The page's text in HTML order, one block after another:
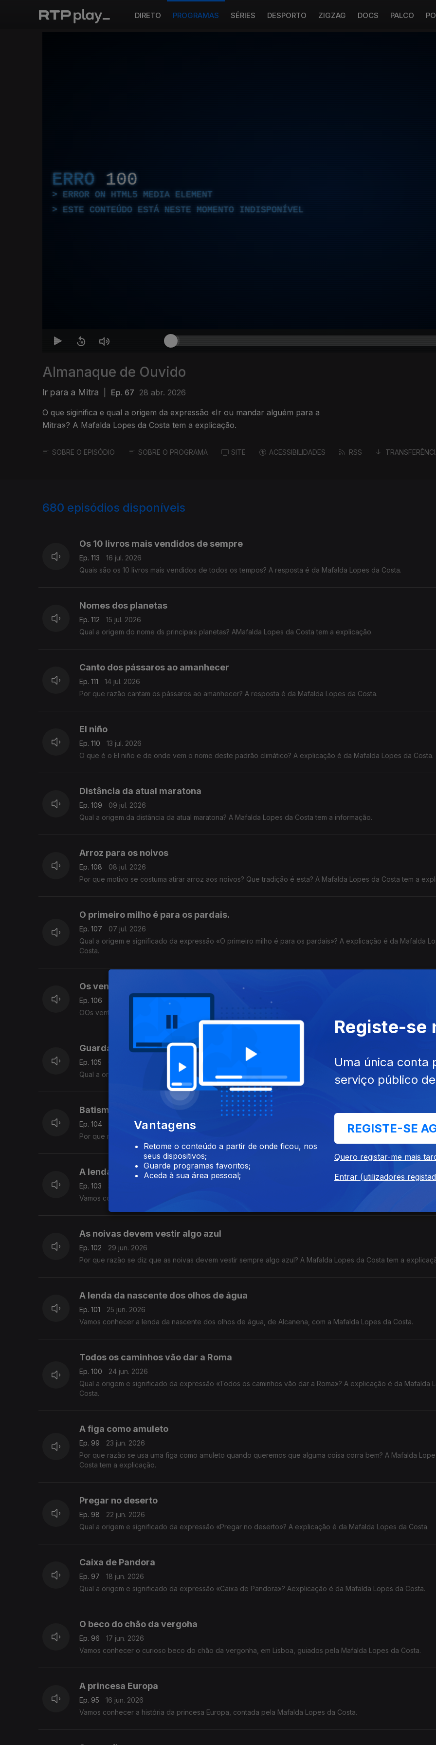
DIRETO PROGRAMAS SÉRIES DESPORTO ZIGZAG DOCS PALCO
ERRO 100
ERROR ON HTML5 MEDIA ELEMENT
ESTE CONTEÚDO ESTÁ NESTE MOMENTO INDISPONÍVEL
Almanaque de Ouvido
Ir para a Mitra Ep. 67 28 abr. 2026
O que siginifica e qual a origem da expressão «Ir ou mandar alguém para a
Mitra»? A Mafalda Lopes da Costa tem a explicação.
SOBRE O EPISÓDIO SOBRE O PROGRAMA SITE ACESSIBILIDADES RSS
680 episódios disponíveis
Os 10 livros mais vendidos de sempre
Ep. 113
16 jul. 2026
Quais são os 10 livros mais vendidos de todos os tempos? A resposta é da Mafalda Lopes da Costa.
Nomes dos planetas
Ep. 112
15 jul. 2026
Qual a origem do nome ds principais planetas? AMafalda Lopes da Costa tem a explicação.
Canto dos pássaros ao amanhecer
Ep. 111
14 jul. 2026
Por que razão cantam os pássaros ao amanhecer? A resposta é da Mafalda Lopes da Costa.
El niño
Ep. 110
13 jul. 2026
O que é o El niño e de onde vem o nome deste padrão climático? A explicação é da Mafalda Lopes da Costa.
Distância da atual maratona
Ep. 109
09 jul. 2026
Qual a origem da distância da atual maratona? A Mafalda Lopes da Costa tem a informação.
Arroz para os noivos
Ep. 108
08 jul. 2026
Por que motivo se costuma atirar arroz aos noivos? Que tradição é esta? A Mafalda Lopes da Costa tem a
O primeiro milho é para os pardais.
Ep. 107
07 jul. 2026
Qual a origem e significado da expressão «O primeiro milho é para os pardais»? A explicação é da Mafalda
Costa.
Os ventos na mitologia grega.
Ep. 106
06 jul. 2026
OOs ventos na mitologia grega. O que se diz sobre isto? A Mafalda Lopes da Costa tem a explicação.
Guarda suíça do Vaticano
Ep. 105
Qual a origem da guarda suíça do Vaticano? A explicação é da Mafalda Lopes da Costa.
Batismo de navios
Ep. 104
01 jul. 2026
Por que razão se batizam os navios partindo uma garrafa no casco? A Mafalda Lopes da Costa tem a
A lenda de Loulé
Ep. 103
Vamos conhecer a lenda de Loulé contada pela Mafalda Lopes da Costa.
As noivas devem vestir algo azul
Ep. 102
29 jun. 2026
Por que razão se diz que as noivas devem vestir sempre algo azul? A Mafalda Lopes da Costa tem a
A lenda da nascente dos olhos de água
Ep. 101
25 jun. 2026
Vamos conhecer a lenda da nascente dos olhos de água, de Alcanena, com a Mafalda Lopes da Costa.
Todos os caminhos vão dar a Roma
Ep. 100
24 jun. 2026
Qual a origem e significado da expressão «Todos os caminhos vão dar a Roma»? A explicação é da Mafalda
Costa.
A figa como amuleto
Ep. 99
23 jun. 2026
Por que razão se usa uma figa como amuleto quando queremos que alguma coisa corra bem? A Mafalda
Costa tem a explicação.
Pregar no deserto
Ep. 98
22 jun. 2026
Qual a origem e significado da expressão «Pregar no deserto»? A explicação é da Mafalda Lopes da Costa.
Caixa de Pandora
Ep. 97
18 jun. 2026
Qual a origem e significado da expressão «Caixa de Pandora»? Aexplicação é da Mafalda Lopes da Costa.
O beco do chão da vergoha
Ep. 96
17 jun. 2026
Vamos conhecer o curioso beco do chão da vergonha, em Lisboa, guiados pela Mafalda Lopes da Costa.
A princesa Europa
Ep. 95
16 jun. 2026
Vamos conhecer a história da princesa Europa, contada pela Mafalda Lopes da Costa.
Vantagens
Retome o conteúdo a partir de onde ficou, nos
seus dispositivos;
Guarde programas favoritos;
Aceda à sua área pessoal;
Registe-se
Uma única conta
serviço público
REGISTE-SE
Quero registar-me mais
Entrar (utilizadores